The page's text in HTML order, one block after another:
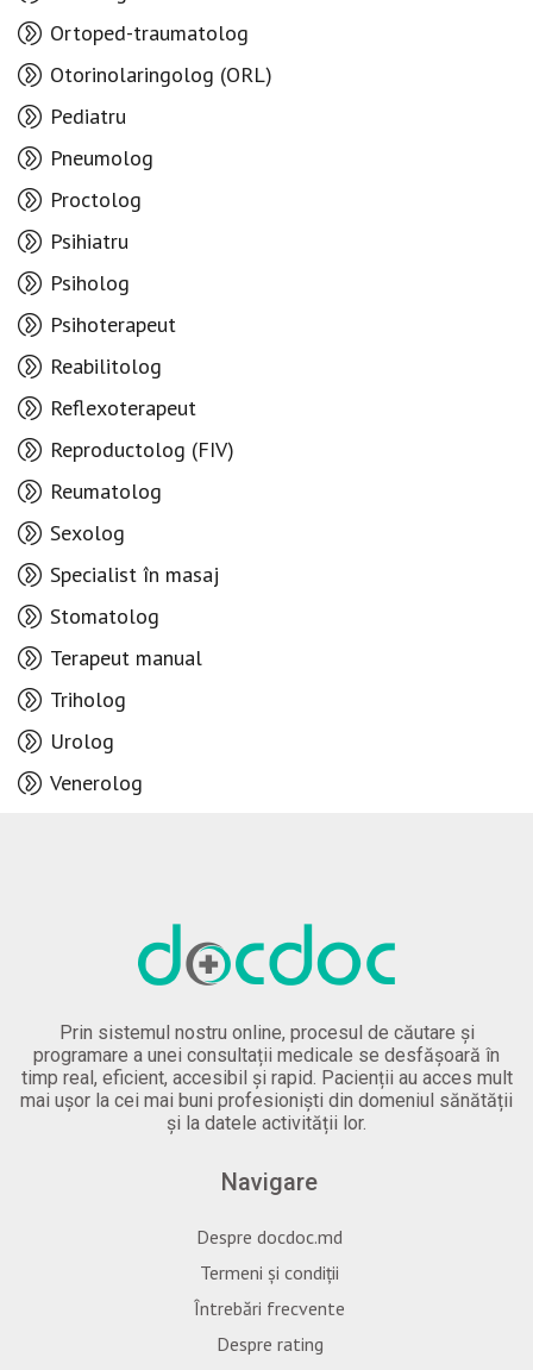
Ortoped-traumatolog
Otorinolaringolog (ORL)
Pediatru
Pneumolog
Proctolog
Psihiatru
Psiholog
Psihoterapeut
Reabilitolog
Reflexoterapeut
Reproductolog (FIV)
Reumatolog
Sexolog
Specialist în masaj
Stomatolog
Terapeut manual
Triholog
Urolog
Venerolog
Prin sistemul nostru online, procesul de căutare și
programare a unei consultații medicale se desfășoară în
timp real, eficient, accesibil și rapid. Pacienții au acces mult
mai ușor la cei mai buni profesioniști din domeniul sănătății
și la datele activității lor.
Navigare
Despre docdoc.md
Termeni și condiții
Întrebări frecvente
Despre rating